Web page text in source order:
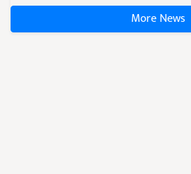
More News